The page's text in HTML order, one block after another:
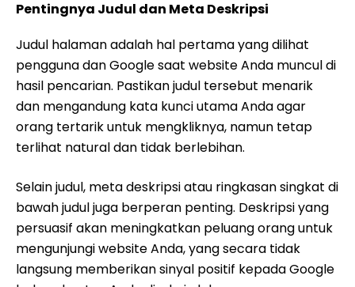
Pentingnya Judul dan Meta Deskripsi
Judul halaman adalah hal pertama yang dilihat
pengguna dan Google saat website Anda muncul di
hasil pencarian. Pastikan judul tersebut menarik
dan mengandung kata kunci utama Anda agar
orang tertarik untuk mengkliknya, namun tetap
terlihat natural dan tidak berlebihan.
Selain judul, meta deskripsi atau ringkasan singkat di
bawah judul juga berperan penting. Deskripsi yang
persuasif akan meningkatkan peluang orang untuk
mengunjungi website Anda, yang secara tidak
langsung memberikan sinyal positif kepada Google